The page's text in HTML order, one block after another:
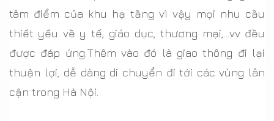
tâm điểm của khu hạ tầng vì vậy mọi nhu cầu
thiết yếu về y tế, giáo dục, thương mại,...vv đều
được đáp ứng.Thêm vào đó là giao thông đi lại
thuận lợi, dễ dàng di chuyển đi tới các vùng lân
cận trong Hà Nội.